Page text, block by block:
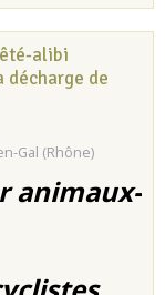
alibi
décharge de
Gal (Rhône)
animaux-